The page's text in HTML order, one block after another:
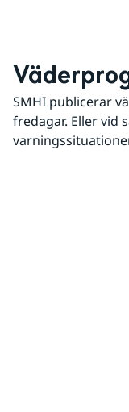
SMHI publicerar
fredagar. Eller vid